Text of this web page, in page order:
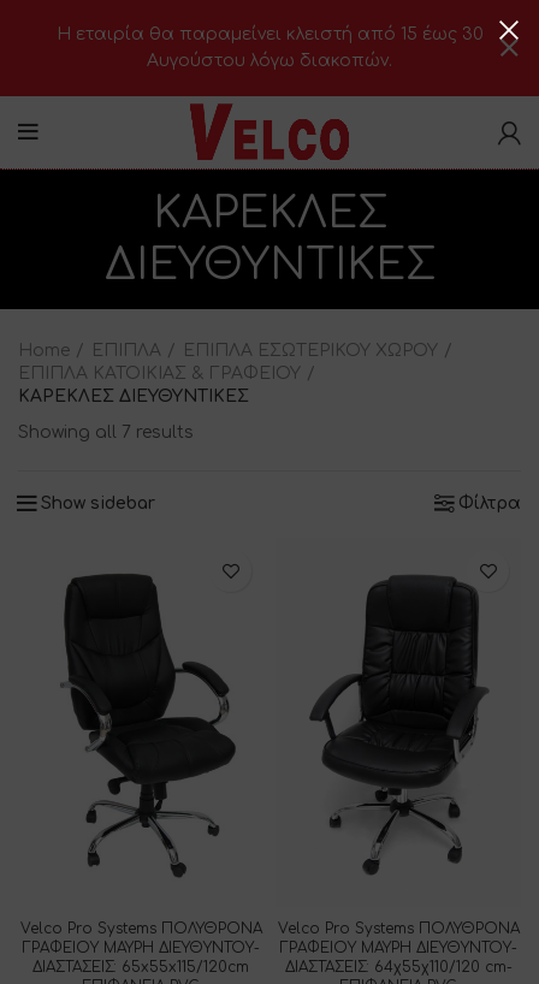
ΚΑΡΕΚΛΕΣ
ΔΙΕΥΘΥΝΤΙΚΕΣ
Home ΕΠΙΠΛΑ
ΕΠΙΠΛΑ ΕΣΩΤΕΡΙΚΟΥ ΧΩΡΟΥ
ΕΠΙΠΛΑ ΚΑΤΟΙΚΙΑΣ & ΓΡΑΦΕΙΟΥ
ΚΑΡΕΚΛΕΣ ΔΙΕΥΘΥΝΤΙΚΕΣ
Showing all 7 results
Show sidebar Φίλτρα
Velco Pro Systems ΠΟΛΥΘΡΟΝΑ
ΓΡΑΦΕΙΟΥ ΜΑΥΡΗ ΔΙΕΥΘΥΝΤΟΥ-
ΔΙΑΣΤΑΣΕΙΣ: 65x55x115/120cm
Velco Pro Systems ΠΟΛΥΘΡΟΝΑ
ΓΡΑΦΕΙΟΥ ΜΑΥΡΗ ΔΙΕΥΘΥΝΤΟΥ-
ΔΙΑΣΤΑΣΕΙΣ: 64χ55χ110/120 cm-
H εταιρία θα παραμείνει κλειστή από 15 έως 30
Αυγούστου λόγω διακοπών.